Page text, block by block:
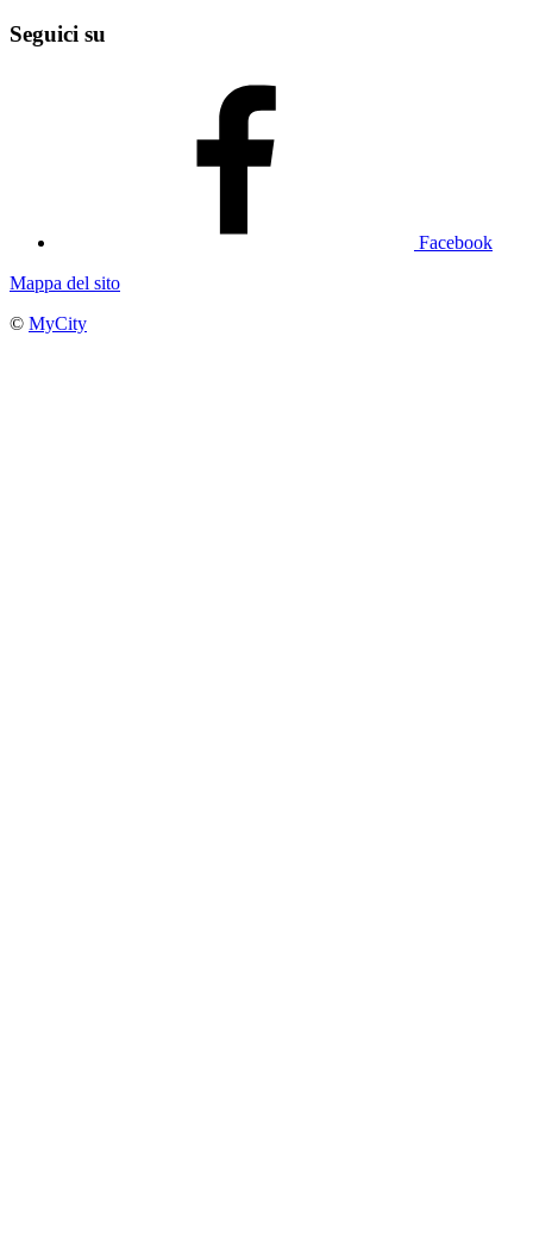
Seguici su
Facebook
Mappa del sito
© MyCity